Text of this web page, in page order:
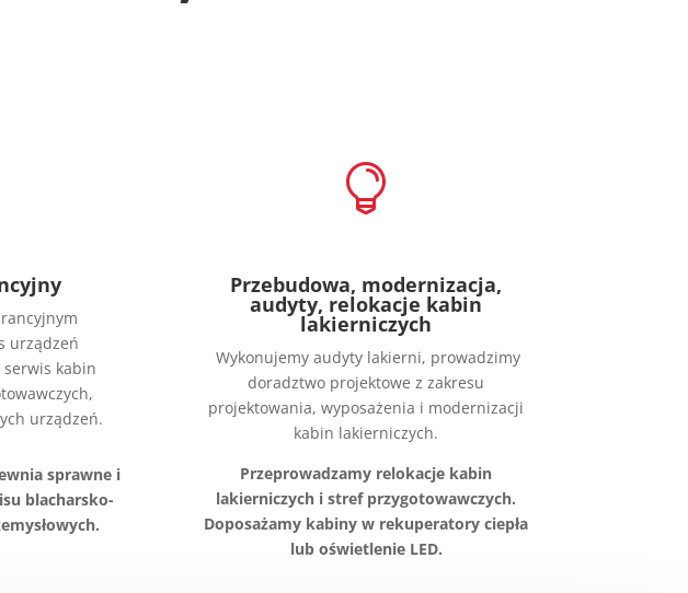
urządzeń
kabin
urządzeń.
sprawne i
blacharsko-

Przebudowa, modernizacja,
audyty, relokacje kabin
lakierniczych
Wykonujemy audyty lakierni, prowadzimy
doradztwo projektowe z zakresu
projektowania, wyposażenia i modernizacji
kabin lakierniczych.
Przeprowadzamy relokacje kabin
lakierniczych i stref przygotowawczych.
Doposażamy kabiny w rekuperatory ciepła
lub oświetlenie LED.